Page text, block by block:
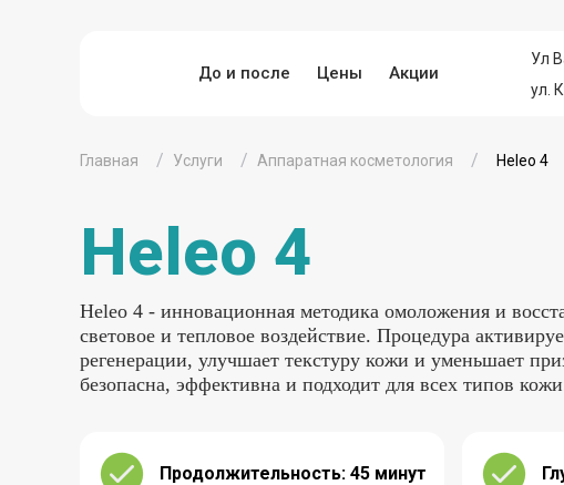
До и после Цены Акции
Ул
ул.
Главная Услуги Аппаратная косметология Heleo 4
Heleo 4
Heleo 4 - инновационная методика омоложения и
световое и тепловое воздействие. Процедура
регенерации, улучшает текстуру кожи и уменьшает
безопасна, эффективна и подходит для всех типов
Продолжительность: 45 минут